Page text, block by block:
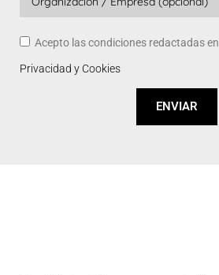
Acepto las condiciones redactadas en
Privacidad y Cookies
ENVIAR